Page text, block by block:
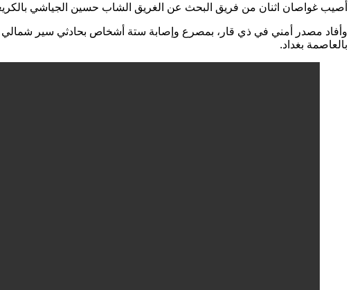
أصيب غواصان اثنان من فريق البحث عن الغريق الشاب حسين الجياشي
وأفاد مصدر أمني في ذي قار، بمصرع وإصابة ستة أشخاص بحادثي سير
بالعاصمة بغداد.